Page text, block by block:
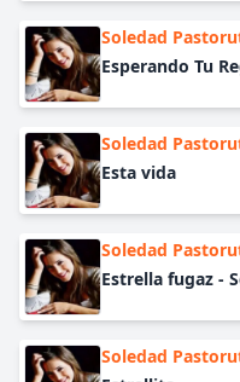
Soledad
Esperando Tu
Soledad
Esta vida
Soledad
Estrella fugaz -
Soledad